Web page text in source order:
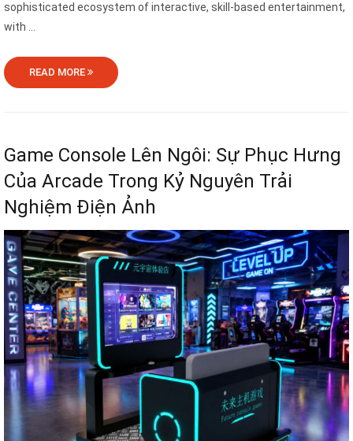
sophisticated ecosystem of interactive, skill-based entertainment,
with ...
READ MORE
Game Console Lên Ngôi: Sự Phục Hưng
Của Arcade Trong Kỷ Nguyên Trải
Nghiệm Điện Ảnh